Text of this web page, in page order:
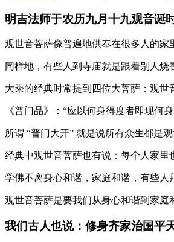
明吉法师于农历九月十九观音诞
观世音菩萨像普遍地供奉在很多人的
同样地，有些人到寺庙就是跟着别人
大乘的经典时常提到四位大菩萨：观
《普门品》：“应以何身得度者即现何
所谓 “普门大开” 就是说所有众生都是
经典中观世音菩萨也有说：每个人家
学佛不离身心和谐，家庭和谐，有些
观世音菩萨是要我们从身心和谐到家庭
我们古人也说：修身齐家治国平